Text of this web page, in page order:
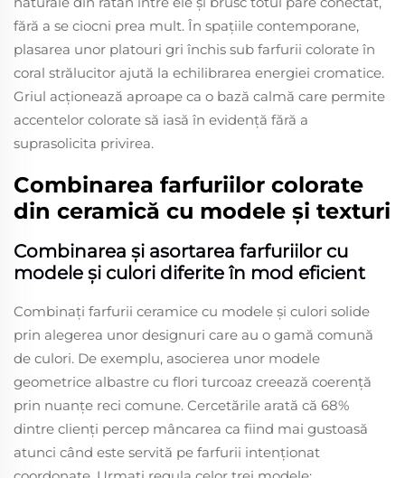
fără a se ciocni prea mult. În spațiile contemporane,
plasarea unor platouri gri închis sub farfurii colorate în
coral strălucitor ajută la echilibrarea energiei cromatice.
Griul acționează aproape ca o bază calmă care permite
accentelor colorate să iasă în evidență fără a
suprasolicita privirea.
Combinarea farfuriilor colorate
din ceramică cu modele și texturi
Combinarea și asortarea farfuriilor cu
modele și culori diferite în mod eficient
Combinați farfurii ceramice cu modele și culori solide
prin alegerea unor designuri care au o gamă comună
de culori. De exemplu, asocierea unor modele
geometrice albastre cu flori turcoaz creează coerență
prin nuanțe reci comune. Cercetările arată că 68%
dintre clienți percep mâncarea ca fiind mai gustoasă
atunci când este servită pe farfurii intenționat